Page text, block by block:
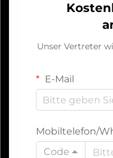
Unser Vertreter
E-Mail
Mobiltelefon/
Code